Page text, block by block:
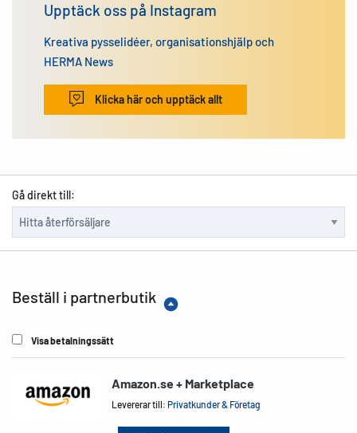
Upptäck oss på Instagram
Kreativa pysselidéer, organisationshjälp och
HERMA News
Klicka här och upptäck allt
Gå direkt till:
Beställ i partnerbutik
Visa betalningssätt
Amazon.se + Marketplace
Levererar till:Privatkunder & Företag